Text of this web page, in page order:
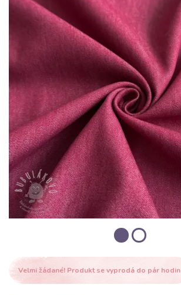
Velmi žádané! Produkt se vyprodá do pár hodin